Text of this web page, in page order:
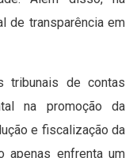
de transparência em
tribunais de contas
na promoção da
e fiscalização da
apenas enfrenta um